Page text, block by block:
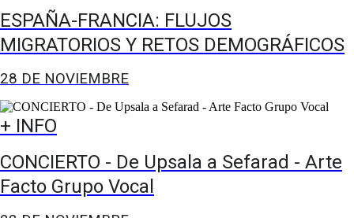
ESPAÑA-FRANCIA: FLUJOS
MIGRATORIOS Y RETOS DEMOGRÁFICOS
28 DE NOVIEMBRE
+ INFO
CONCIERTO - De Upsala a Sefarad - Arte
Facto Grupo Vocal